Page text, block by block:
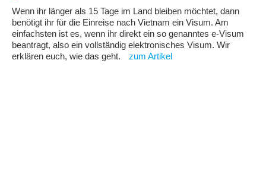
Wenn ihr länger als 15 Tage im Land bleiben möchtet, dann
benötigt ihr für die Einreise nach Vietnam ein Visum. Am
einfachsten ist es, wenn ihr direkt ein so genanntes e-Visum
beantragt, also ein vollständig elektronisches Visum. Wir
erklären euch, wie das geht.
zum Artikel